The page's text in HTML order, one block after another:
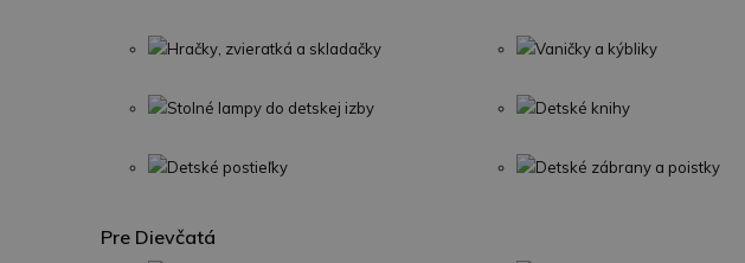
Hračky, zvieratká a skladačky Vaničky a kýbliky
Stolné lampy do detskej izby Detské knihy
Detské postieľky Detské zábrany a poistky
Pre Dievčatá